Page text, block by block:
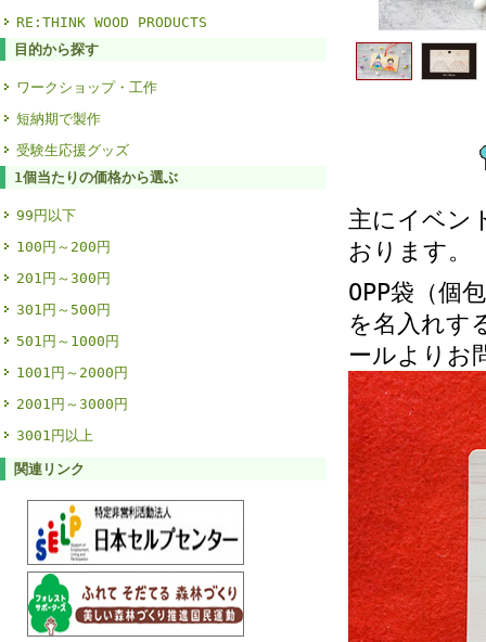
RE:THINK WOOD PRODUCTS
目的から探す
ワークショップ・工作
短納期で製作
受験生応援グッズ
1個当たりの価格から選ぶ
99円以下
100円～200円
201円～300円
301円～500円
501円～1000円
1001円～2000円
2001円～3000円
3001円以上
関連リンク
主にイベン
おります。
OPP袋（個
を名入れす
ールよりお